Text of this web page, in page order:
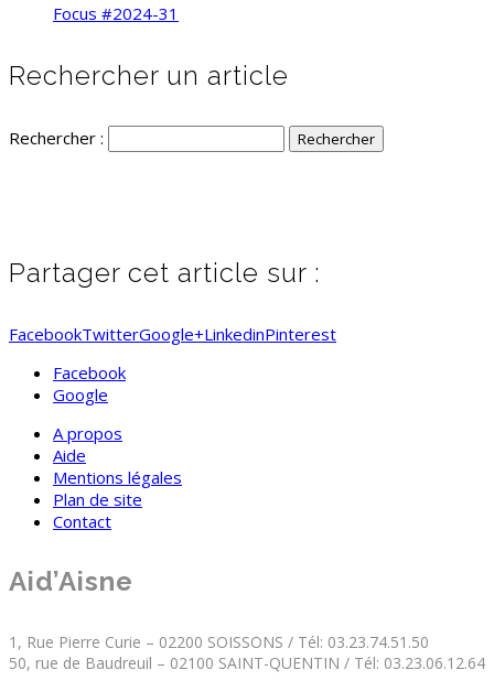
Focus #2024-31
Rechercher un article
Rechercher :
Partager cet article sur :
FacebookTwitterGoogle+LinkedinPinterest
Facebook
Google
A propos
Aide
Mentions légales
Plan de site
Contact
Aid’Aisne
1, Rue Pierre Curie – 02200 SOISSONS / Tél: 03.23.74.51.50
50, rue de Baudreuil – 02100 SAINT-QUENTIN / Tél: 03.23.06.12.64